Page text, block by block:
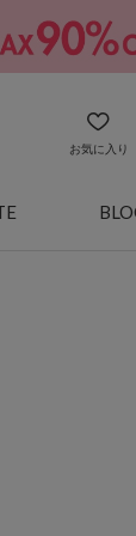
お気に入り